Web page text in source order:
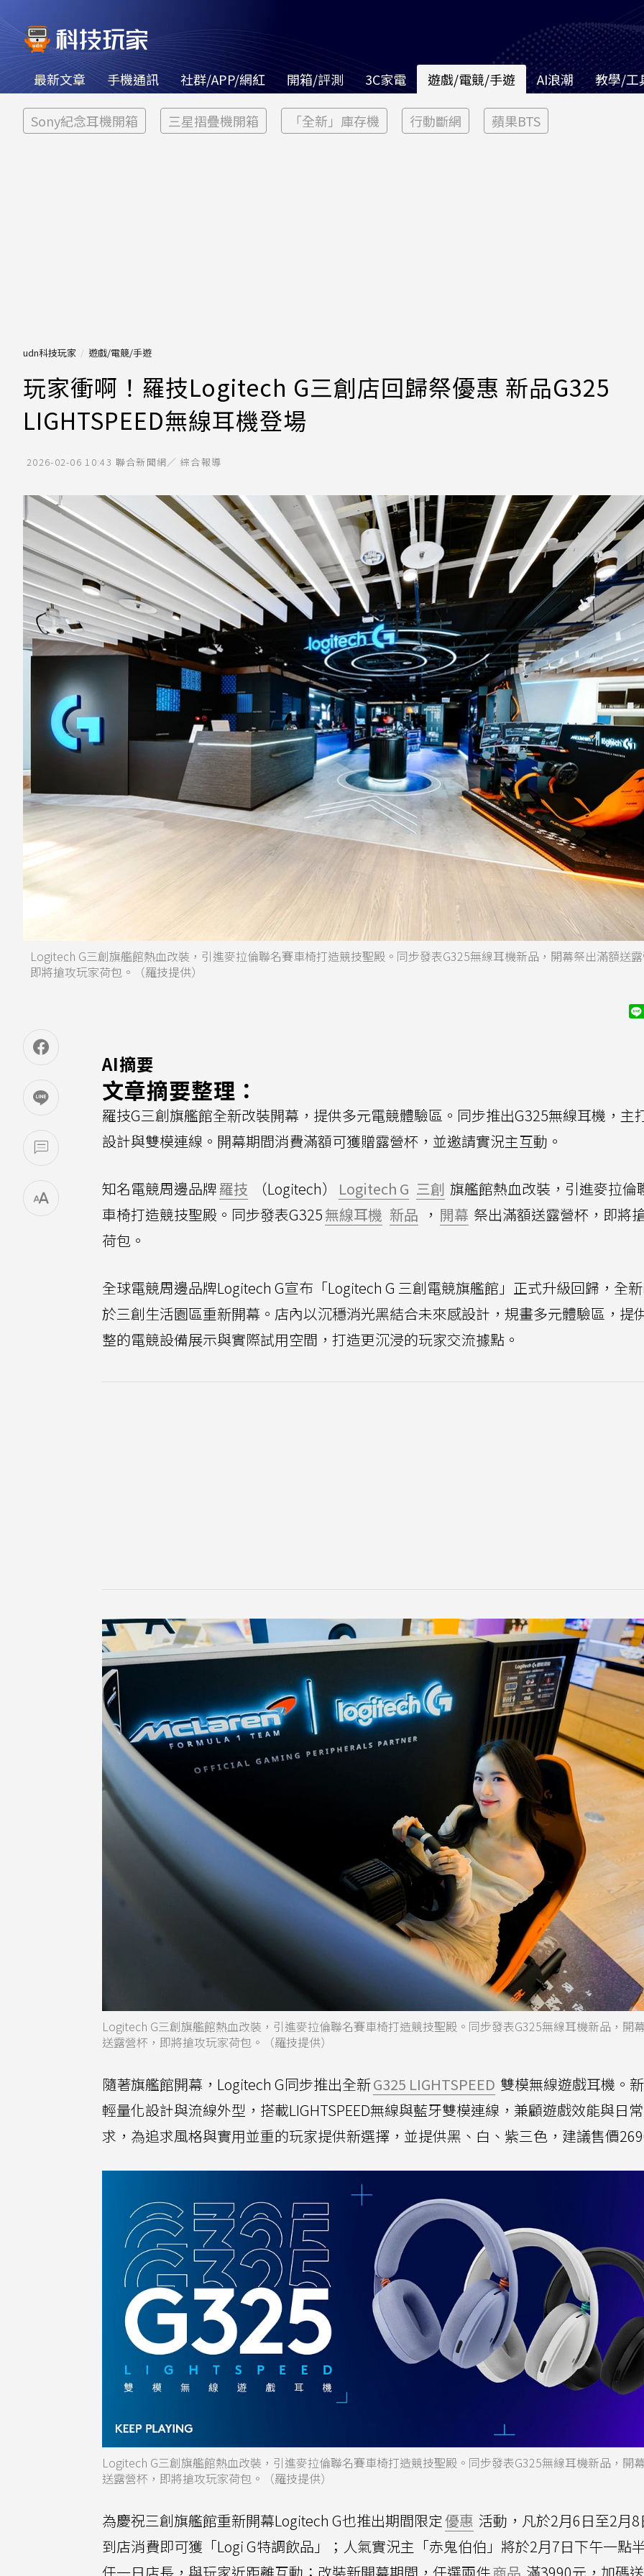
最新文章 手機通訊 社群/APP/網紅 開箱/評測 3C家電 遊戲/電競/手遊 AI浪潮 教學/工
Sony紀念耳機開箱 三星摺疊機開箱 「全新」庫存機 行動斷網 蘋果BTS
udn科技玩家 遊戲/電競/手遊
玩家衝啊！羅技Logitech G三創店回歸祭優惠 新品G325
LIGHTSPEED無線耳機登場
2026-02-06 10:43 聯合新聞網／ 綜合報導
Logitech G三創旗艦館熱血改裝，引進麥拉倫聯名賽車椅打造競技聖殿。同步發表G325無線耳機新品，開幕祭出滿額送
即將搶攻玩家荷包。（羅技提供）
AI摘要
文章摘要整理：
羅技G三創旗艦館全新改裝開幕，提供多元電競體驗區。同步推出G325無線耳機，主
設計與雙模連線。開幕期間消費滿額可獲贈露營杯，並邀請實況主互動。
知名電競周邊品牌羅技 （Logitech） Logitech G 三創 旗艦館熱血改裝，引進麥拉倫
車椅打造競技聖殿。同步發表G325無線耳機 新品 ， 開幕 祭出滿額送露營杯，即將
荷包。
全球電競周邊品牌Logitech G宣布「Logitech G 三創電競旗艦館」正式升級回歸，全
於三創生活園區重新開幕。店內以沉穩消光黑結合未來感設計，規畫多元體驗區，提
整的電競設備展示與實際試用空間，打造更沉浸的玩家交流據點。
Logitech G三創旗艦館熱血改裝，引進麥拉倫聯名賽車椅打造競技聖殿。同步發表G325無線耳機新品，開
送露營杯，即將搶攻玩家荷包。（羅技提供）
隨著旗艦館開幕，Logitech G同步推出全新G325 LIGHTSPEED 雙模無線遊戲耳機。
輕量化設計與流線外型，搭載LIGHTSPEED無線與藍牙雙模連線，兼顧遊戲效能與日
求，為追求風格與實用並重的玩家提供新選擇，並提供黑、白、紫三色，建議售價
Logitech G三創旗艦館熱血改裝，引進麥拉倫聯名賽車椅打造競技聖殿。同步發表G325無線耳機新品，開
送露營杯，即將搶攻玩家荷包。（羅技提供）
為慶祝三創旗艦館重新開幕Logitech G也推出期間限定優惠 活動，凡於2月6日至2月
到店消費即可獲「Logi G特調飲品」；人氣實況主「赤鬼伯伯」將於2月7日下午一點
任一日店長，與玩家近距離互動；改裝新開幕期間，任選兩件商品 滿3990元，加碼